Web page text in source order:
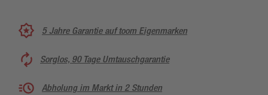
5 Jahre Garantie auf toom Eigenmarken
Sorglos, 90 Tage Umtauschgarantie
Abholung im Markt in 2 Stunden